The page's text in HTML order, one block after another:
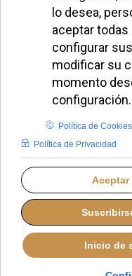
con
teatral
LUCAS ALONSO
MIÉRCOLES, 04 FEBRERO